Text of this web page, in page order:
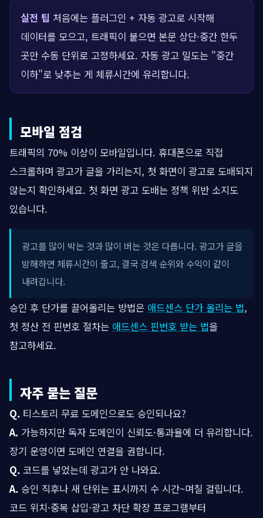
실전 팁 처음에는 플러그인 + 자동 광고로 시작해
데이터를 모으고, 트래픽이 붙으면 본문 상단·중간 한두
곳만 수동 단위로 고정하세요. 자동 광고 밀도는 "중간
이하"로 낮추는 게 체류시간에 유리합니다.
모바일 점검
트래픽의 70% 이상이 모바일입니다. 휴대폰으로 직접
스크롤하며 광고가 글을 가리는지, 첫 화면이 광고로 도배되지
않는지 확인하세요. 첫 화면 광고 도배는 정책 위반 소지도
있습니다.
광고를 많이 박는 것과 많이 버는 것은 다릅니다. 광고가 글을
방해하면 체류시간이 줄고, 결국 검색 순위와 수익이 같이
내려갑니다.
승인 후 단가를 끌어올리는 방법은 애드센스 단가 올리는 법,
첫 정산 전 핀번호 절차는 애드센스 핀번호 받는 법을
참고하세요.
자주 묻는 질문
Q. 티스토리 무료 도메인으로도 승인되나요?
A. 가능하지만 독자 도메인이 신뢰도·통과율에 더 유리합니다.
장기 운영이면 도메인 연결을 권합니다.
Q. 코드를 넣었는데 광고가 안 나와요.
A. 승인 직후나 새 단위는 표시까지 수 시간~며칠 걸립니다.
코드 위치·중복 삽입·광고 차단 확장 프로그램부터